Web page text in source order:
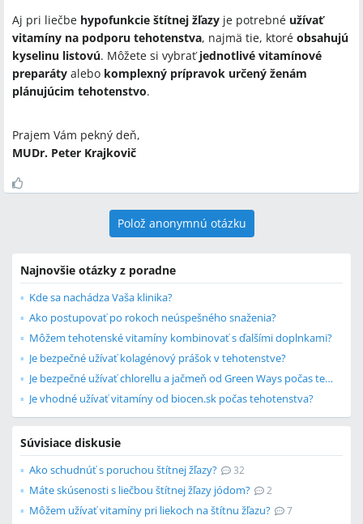
Aj pri liečbe hypofunkcie štítnej žľazy je potrebné užívať
vitamíny na podporu tehotenstva, najmä tie, ktoré obsahujú
kyselinu listovú. Môžete si vybraťjednotlivé vitamínové
preparáty alebo komplexný prípravok určený ženám
plánujúcim tehotenstvo.
Prajem Vám pekný deň,
MUDr. Peter Krajkovič
Polož anonymnú otázku
Najnovšie otázky z poradne
Kde sa nachádza Vaša klinika?
Ako postupovať po rokoch neúspešného snaženia?
Môžem tehotenské vitamíny kombinovať s ďalšími doplnkami?
Je bezpečné užívať kolagénový prášok v tehotenstve?
Je bezpečné užívať chlorellu a jačmeň od Green Ways počas tehotenstva?
Je vhodné užívať vitamíny od biocen.sk počas tehotenstva?
Súvisiace diskusie
Ako schudnúť s poruchou štítnej žľazy? 32
Máte skúsenosti s liečbou štítnej žľazy jódom? 2
Môžem užívať vitamíny pri liekoch na štítnu žľazu? 7